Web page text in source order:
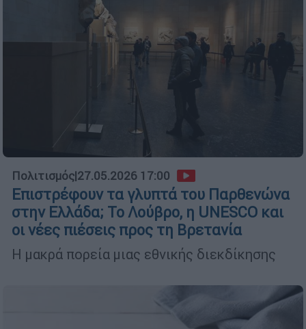
Πολιτισμός|27.05.2026 17:00
Επιστρέφουν τα γλυπτά του Παρθενώνα
στην Ελλάδα; Το Λούβρο, η UNESCO και
οι νέες πιέσεις προς τη Βρετανία
Η μακρά πορεία μιας εθνικής διεκδίκησης